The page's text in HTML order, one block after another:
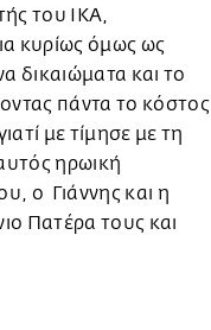
του ΙΚΑ,
κυρίως όμως ως
δικαιώματα και το
πάντα το κόστος
με τίμησε με τη
ηρωική
ο Γιάννης και η
Πατέρα τους και